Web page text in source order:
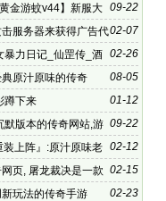
09-22
金游蚊v44】新服大
02-07
服务器来获得广告代
02-26
暴力日记_仙罡传_酒
合击
08-05
原汁原味的传奇
01-12
蹲下来
09-22
默版本的传奇网站,游
02-12
装上阵』:原汁原味老
02-15
页, 屠龙裁决是一款
02-23
玩法的传奇手游